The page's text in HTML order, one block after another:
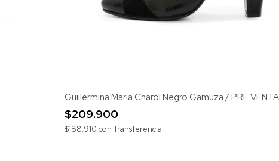
Guillermina Maria Charol Negro Gamuza / PRE VENTA
$209.900
$188.910 con Transferencia